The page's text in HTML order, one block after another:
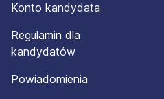
Konto kandydata
Regulamin dla
kandydatów
Powiadomienia